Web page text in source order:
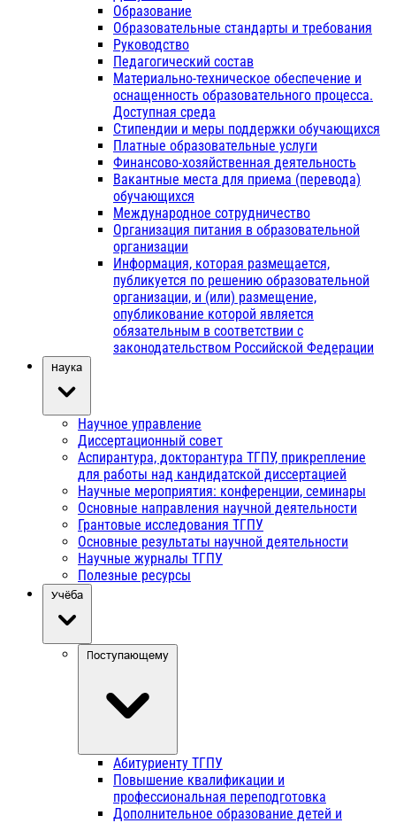
Образование
Образовательные стандарты и требования
Руководство
Педагогический состав
Материально-техническое обеспечение и
оснащенность образовательного процесса.
Доступная среда
Стипендии и меры поддержки обучающихся
Платные образовательные услуги
Финансово-хозяйственная деятельность
Вакантные места для приема (перевода)
обучающихся
Международное сотрудничество
Организация питания в образовательной
организации
Информация, которая размещается,
публикуется по решению образовательной
организации, и (или) размещение,
опубликование которой является
обязательным в соответствии с
законодательством Российской Федерации
Наука
Научное управление
Диссертационный совет
Аспирантура, докторантура ТГПУ, прикрепление
для работы над кандидатской диссертацией
Научные мероприятия: конференции, семинары
Основные направления научной деятельности
Грантовые исследования ТГПУ
Основные результаты научной деятельности
Научные журналы ТГПУ
Полезные ресурсы
Учёба
Поступающему
Абитуриенту ТГПУ
Повышение квалификации и
профессиональная переподготовка
Дополнительное образование детей и